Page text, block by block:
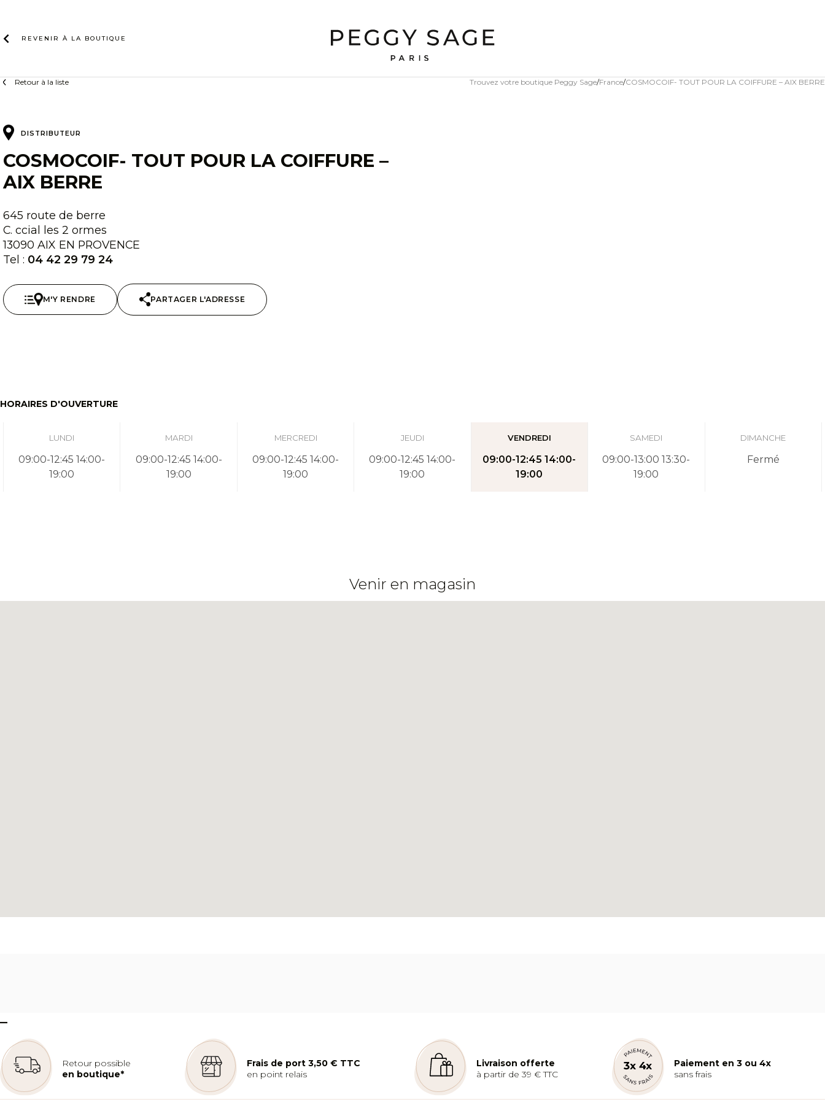
contentREVENIR À LA BOUTIQUE
Retour à la liste Trouvez votre boutique Peggy Sage France COSMOCOIF- TOUT POUR LA COIFFURE – AIX BERRE
DISTRIBUTEUR
COSMOCOIF- TOUT POUR LA COIFFURE –
AIX BERRE
645 route de berre
C. ccial les 2 ormes
13090 AIX EN PROVENCE
Tel : 04 42 29 79 24
M'Y RENDRE PARTAGER L'ADRESSE
HORAIRES D'OUVERTURE
LUNDI
09:00-12:45 14:00-
19:00
MARDI
09:00-12:45 14:00-
19:00
MERCREDI
09:00-12:45 14:00-
19:00
JEUDI
09:00-12:45 14:00-
19:00
VENDREDI
09:00-12:45 14:00-
19:00
SAMEDI
09:00-13:00 13:30-
19:00
DIMANCHE
Fermé
Venir en magasin
–
Retour possible
en boutique*
Frais de port 3,50 € TTC
en point relais
Livraison offerte
à partir de 39 € TTC
Paiement en 3 ou 4x
sans frais